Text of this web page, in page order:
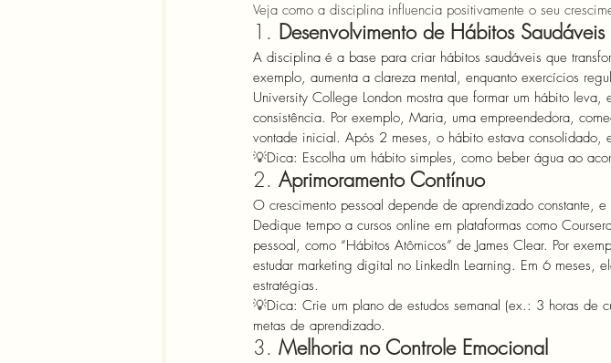
Veja como a disciplina influencia positivamente o seu
1. Desenvolvimento de Hábitos Saudáveis
A disciplina é a base para criar hábitos saudáveis que
exemplo, aumenta a clareza mental, enquanto exercícios
University College London mostra que formar um hábito
consistência. Por exemplo, Maria, uma empreendedora,
vontade inicial. Após 2 meses, o hábito estava consolidado,
💡Dica: Escolha um hábito simples, como beber água ao
2. Aprimoramento Contínuo
O crescimento pessoal depende de aprendizado constante,
Dedique tempo a cursos online em plataformas como
pessoal, como “Hábitos Atômicos” de James Clear. Por
estudar marketing digital no LinkedIn Learning. Em 6 meses,
estratégias.
💡Dica: Crie um plano de estudos semanal (ex.: 3 horas de
metas de aprendizado.
3. Melhoria no Controle Emocional